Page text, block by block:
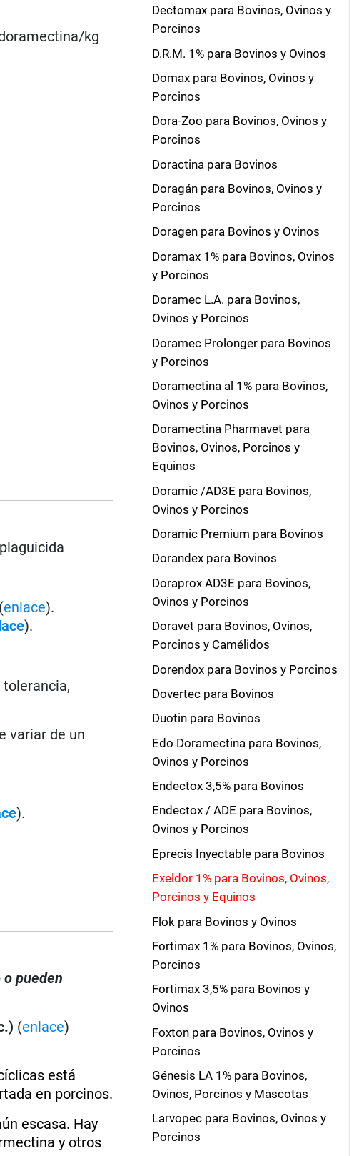
kg
enlace).
).
variar de un
).
pueden
(enlace)
está
en porcinos.
escasa. Hay
y otros
Dectomax para Bovinos, Ovinos y
Porcinos
D.R.M. 1% para Bovinos y Ovinos
Domax para Bovinos, Ovinos y
Porcinos
Dora-Zoo para Bovinos, Ovinos y
Porcinos
Doractina para Bovinos
Doragán para Bovinos, Ovinos y
Porcinos
Doragen para Bovinos y Ovinos
Doramax 1% para Bovinos, Ovinos
y Porcinos
Doramec L.A. para Bovinos,
Ovinos y Porcinos
Doramec Prolonger para Bovinos
y Porcinos
Doramectina al 1% para Bovinos,
Ovinos y Porcinos
Doramectina Pharmavet para
Bovinos, Ovinos, Porcinos y
Equinos
Doramic /AD3E para Bovinos,
Ovinos y Porcinos
Doramic Premium para Bovinos
Dorandex para Bovinos
Doraprox AD3E para Bovinos,
Ovinos y Porcinos
Doravet para Bovinos, Ovinos,
Porcinos y Camélidos
Dorendox para Bovinos y Porcinos
Dovertec para Bovinos
Duotin para Bovinos
Edo Doramectina para Bovinos,
Ovinos y Porcinos
Endectox 3,5% para Bovinos
Endectox / ADE para Bovinos,
Ovinos y Porcinos
Eprecis Inyectable para Bovinos
Exeldor 1% para Bovinos, Ovinos,
Porcinos y Equinos
Flok para Bovinos y Ovinos
Fortimax 1% para Bovinos, Ovinos,
Porcinos
Fortimax 3,5% para Bovinos y
Ovinos
Foxton para Bovinos, Ovinos y
Porcinos
Génesis LA 1% para Bovinos,
Ovinos, Porcinos y Mascotas
Larvopec para Bovinos, Ovinos y
Porcinos